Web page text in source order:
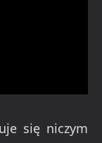
się niczym